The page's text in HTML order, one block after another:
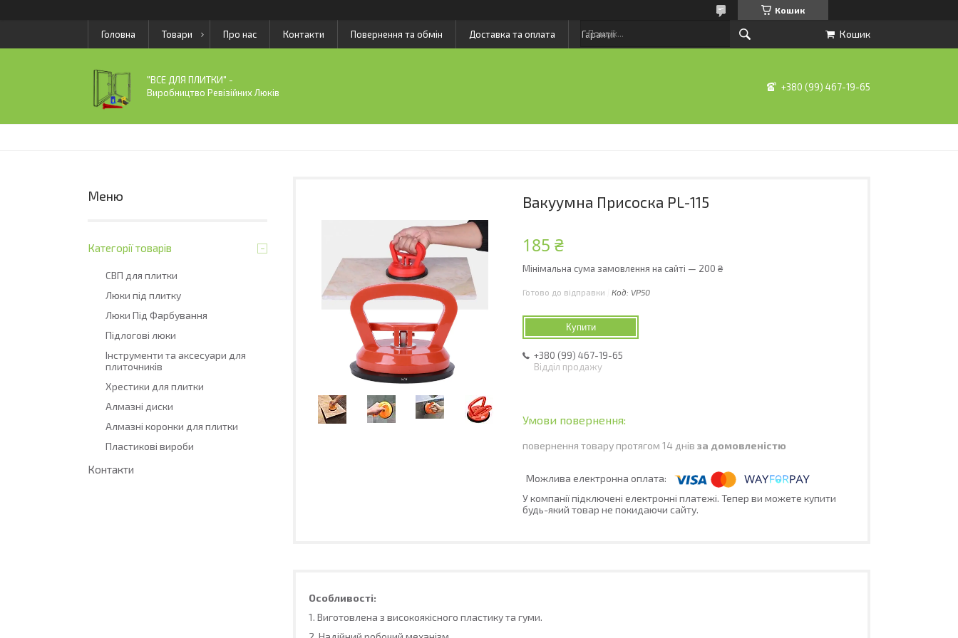
Кошик
Головна Товари Про нас Контакти Повернення та обмін Доставка та оплата Гарантії Кошик
"ВСЕ ДЛЯ ПЛИТКИ" -
Виробництво Ревізійних Люків
+380 (99) 467-19-65
Вакуумна Присоска PL-115
185 ₴
Мінімальна сума замовлення на сайті — 200 ₴
Готово до відправки Код: VP50
Купити
+380 (99) 467-19-65
Відділ продажу
повернення товару протягом 14 днів за домовленістю
У компанії підключені електронні платежі. Тепер ви можете купити
будь-який товар не покидаючи сайту.
Особливості:
1. Виготовлена з високоякісного пластику та гуми.
Категорії товарів
СВП для плитки
Люки під плитку
Люки Під Фарбування
Підлогові люки
Інструменти та аксесуари для
плиточників
Хрестики для плитки
Алмазні диски
Алмазні коронки для плитки
Пластикові вироби
Контакти